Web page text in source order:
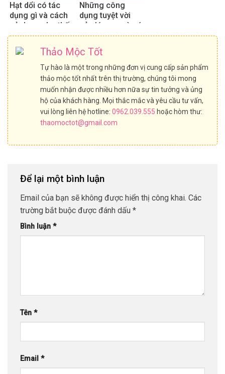
Hạt dổi có tác
dụng gì và cách
sử dụng như thế
nào?
Những công
dụng tuyệt vời
của lá sen mà có
thể bạn chưa biết
Thảo Mộc Tốt
Tự hào là một trong những đơn vị cung cấp sản phẩm
thảo mộc tốt nhất trên thị trường, chúng tôi mong
muốn nhận được nhiều hơn nữa sự tin tưởng và ủng
hộ của khách hàng. Mọi thắc mắc và yêu cầu tư vấn,
vui lòng liên hệ hotline: 0962.039.555 hoặc hòm thư:
thaomoctot@gmail.com
Để lại một bình luận
Email của bạn sẽ không được hiển thị công khai. Các
trường bắt buộc được đánh dấu *
Bình luận *
Tên *
Email *